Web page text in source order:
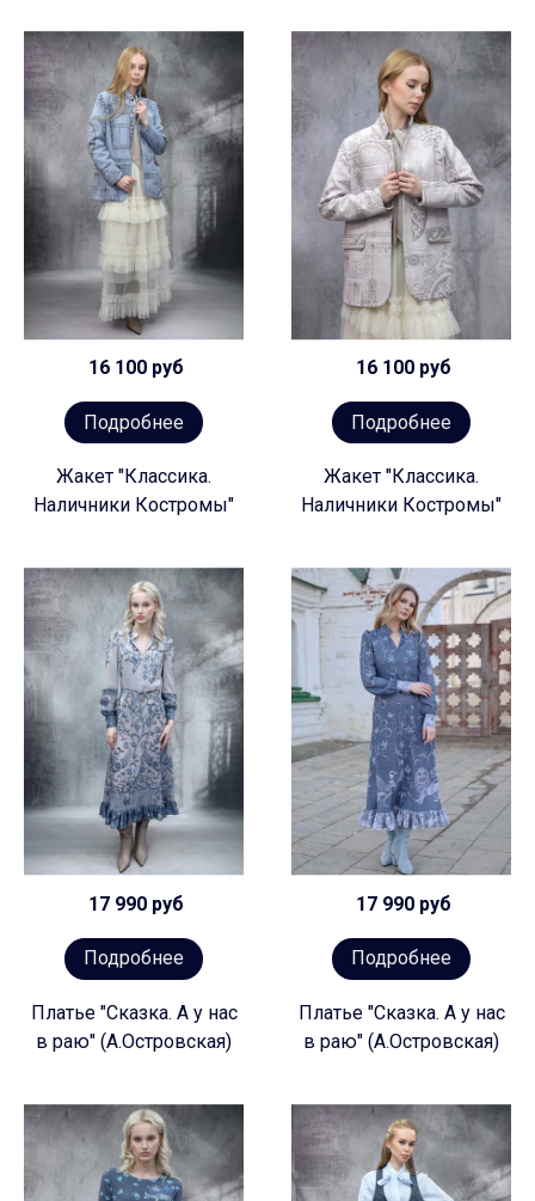
16 100 руб
Подробнее
Жакет "Классика.
Наличники Костромы"
16 100 руб
Подробнее
Жакет "Классика.
Наличники Костромы"
17 990 руб
Подробнее
Платье "Сказка. А у нас
в раю" (А.Островская)
17 990 руб
Подробнее
Платье "Сказка. А у нас
в раю" (А.Островская)